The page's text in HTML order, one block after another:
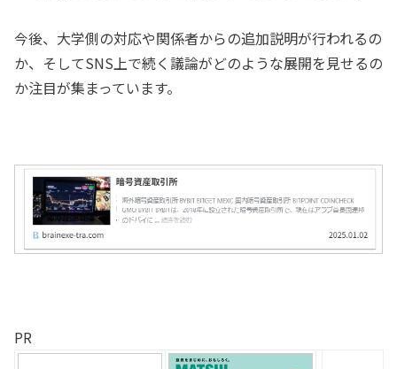
今後、大学側の対応や関係者からの追加説明が行われるの
か、そしてSNS上で続く議論がどのような展開を見せるの
か注目が集まっています。
PR